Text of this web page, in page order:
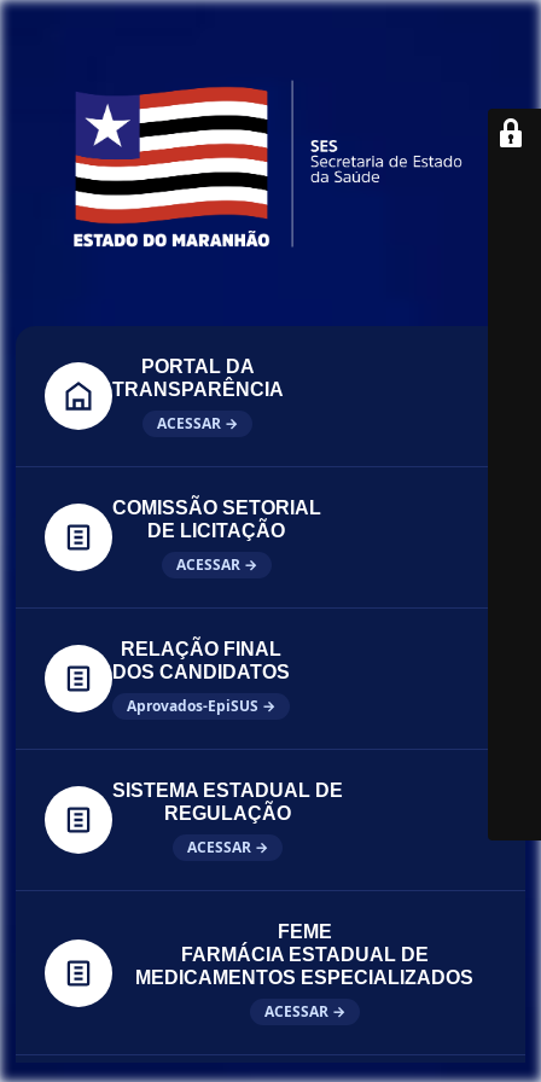
PORTAL DA
TRANSPARÊNCIA
ACESSAR →
COMISSÃO SETORIAL
DE LICITAÇÃO
ACESSAR →
RELAÇÃO FINAL
DOS CANDIDATOS
Aprovados-EpiSUS →
SISTEMA ESTADUAL DE
REGULAÇÃO
ACESSAR →
FEME
FARMÁCIA ESTADUAL DE
MEDICAMENTOS ESPECIALIZADOS
ACESSAR →